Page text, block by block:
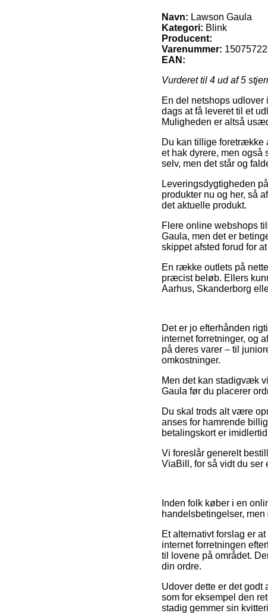
Navn: Lawson Gaula
Kategori: Blink
Producent:
Varenummer:
EAN:
Vurderet til 4 ud af 5
En del netshops udlover
dags at få leveret til et
Muligheden er altså
Du kan tillige foretrække
et hak dyrere, men
selv, men det står og
Leveringsdygtigheden
produkter nu og her, så
det aktuelle produkt.
Flere online webshops
Gaula, men det er
skippet afsted forud for
En række outlets på
præcist beløb. Ellers
Aarhus, Skanderborg
Det er jo efterhånden
internet forretninger, og
på deres varer – til
omkostninger.
Men det kan stadigvæk
Gaula før du placerer
Du skal trods alt være
anses for hamrende
betalingskort er
Vi foreslår generelt
ViaBill, for så vidt du ser
Inden folk køber i en
handelsbetingelser,
Et alternativt forslag er
internet forretningen
til lovene på området.
din ordre.
Udover dette er det
som for eksempel den
stadig gemmer sin